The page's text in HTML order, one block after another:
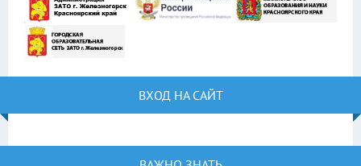
ВХОД НА САЙТ